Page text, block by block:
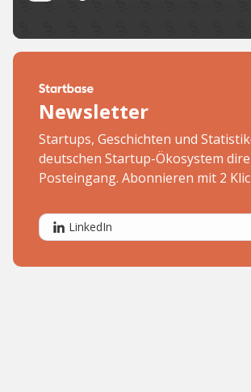
Newsletter
Startups, Geschichten und
deutschen Startup-Ökosystem
Posteingang. Abonnieren mit 2
LinkedIn